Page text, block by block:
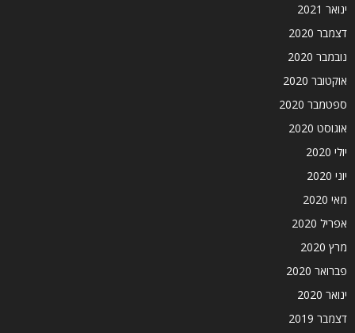
ינואר 2021
דצמבר 2020
נובמבר 2020
אוקטובר 2020
ספטמבר 2020
אוגוסט 2020
יולי 2020
יוני 2020
מאי 2020
אפריל 2020
מרץ 2020
פברואר 2020
ינואר 2020
דצמבר 2019